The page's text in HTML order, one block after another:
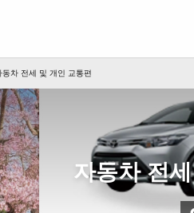
동차 전세 및 개인 교통편
자동차 전